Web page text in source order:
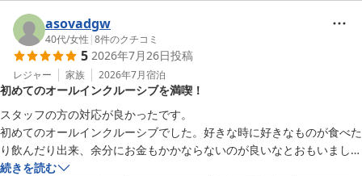
またのご訪問をスタッフ一同心よりお待ち申し上げております。あ
りがとうございました。
里創人 熊野倶楽部
2026-05-18
asovadgw
40代/女性 |8件のクチコミ
5 2026年7月26日投稿
レジャー 家族 2026年7月宿泊
初めてのオールインクルーシブを満喫！
スタッフの方の対応が良かったです。
初めてのオールインクルーシブでした。好きな時に好きなものが食べた
り飲んだり出来、余分にお金もかかならないのが良いなとおもいまし
た。
続きを読む